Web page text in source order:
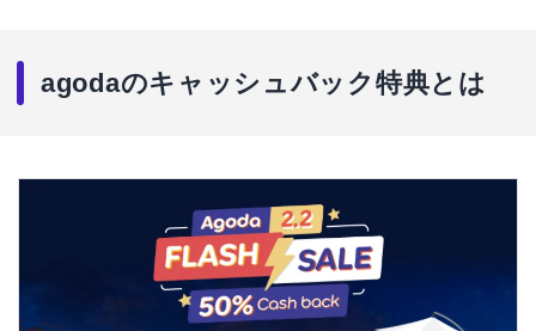
agodaのキャッシュバック特典とは